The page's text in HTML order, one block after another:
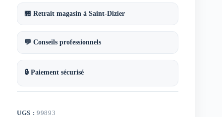
🏪 Retrait magasin à Saint-Dizier
💬 Conseils professionnels
🔒 Paiement sécurisé
UGS : 99893